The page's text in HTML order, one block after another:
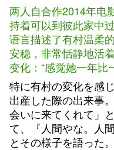
两人自合作2014年电
持着可以到彼此家中
语言描述了有村温柔
安稳，非常恬静地活
变化：“感觉她一年比
特に有村の変化を感
出産した際の出来事
会いに来てくれて」
て、『人間やな。人
とその様子を語った。